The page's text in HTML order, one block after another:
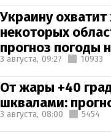
Украину
некоторых
прогноз погоды
3 августа, 09:27 10933
От жары +40
шквалами:
3 августа, 08:00 5454